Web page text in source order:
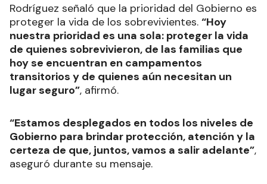
Rodríguez señaló que la prioridad del Gobierno es
proteger la vida de los sobrevivientes. “Hoy
nuestra prioridad es una sola: proteger la vida
de quienes sobrevivieron, de las familias que
hoy se encuentran en campamentos
transitorios y de quienes aún necesitan un
lugar seguro”, afirmó.
“Estamos desplegados en todos los niveles de
Gobierno para brindar protección, atención y la
certeza de que, juntos, vamos a salir adelante”,
aseguró durante su mensaje.